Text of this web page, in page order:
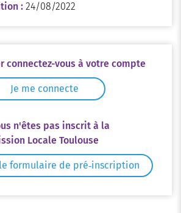
: 24/08/2022
connectez-vous à votre compte
Je me connecte
n'êtes pas inscrit à la
Locale Toulouse
formulaire de pré‑inscription